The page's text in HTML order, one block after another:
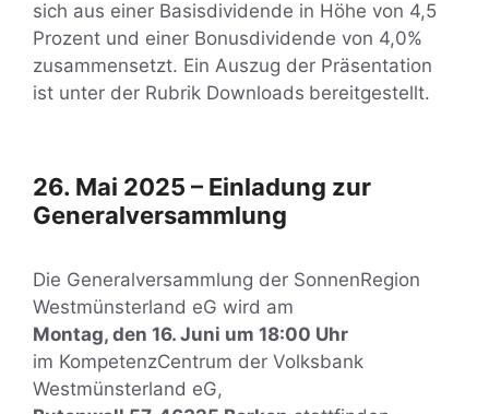
sich aus einer Basisdividende in Höhe von 4,5
Prozent und einer Bonusdividende von 4,0%
zusammensetzt. Ein Auszug der Präsentation
ist unter der Rubrik Downloads bereitgestellt.
26. Mai 2025 – Einladung zur
Generalversammlung
Die Generalversammlung der SonnenRegion
Westmünsterland eG wird am
Montag, den 16. Juni um 18:00 Uhr
im KompetenzCentrum der Volksbank
Westmünsterland eG,